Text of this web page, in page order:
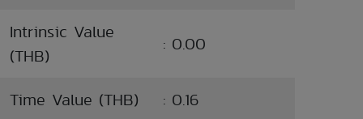
Intrinsic Value
(THB)
: 0.00
Time Value (THB) : 0.16